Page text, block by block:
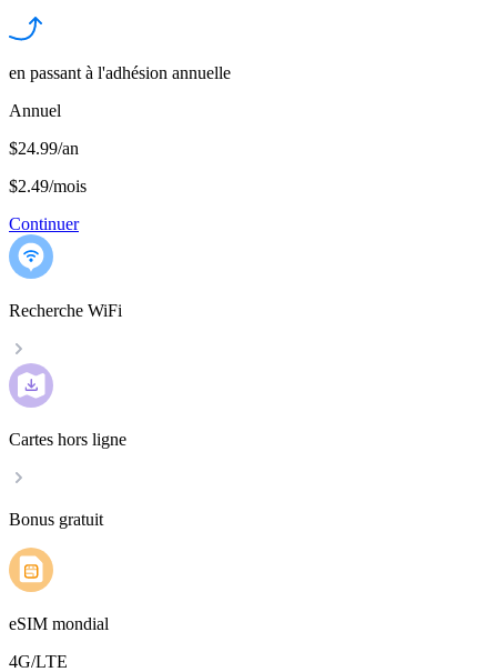
en passant à l'adhésion annuelle
Annuel
$24.99/an
$2.49/mois
Continuer
Recherche WiFi
Cartes hors ligne
Bonus gratuit
eSIM mondial
4G/LTE